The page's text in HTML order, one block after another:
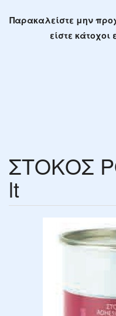
Παρακαλείστε μην
είστε
ΣΤΟΚΟΣ
lt